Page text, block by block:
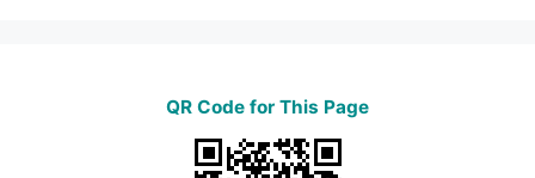
QR Code for This Page